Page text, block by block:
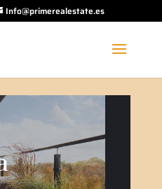
Info@primerealestate.es